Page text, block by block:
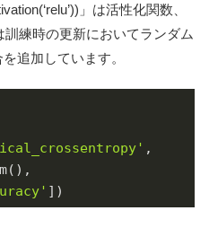
」は活性化関数、
訓練時の更新においてランダム
追加しています。
,
])